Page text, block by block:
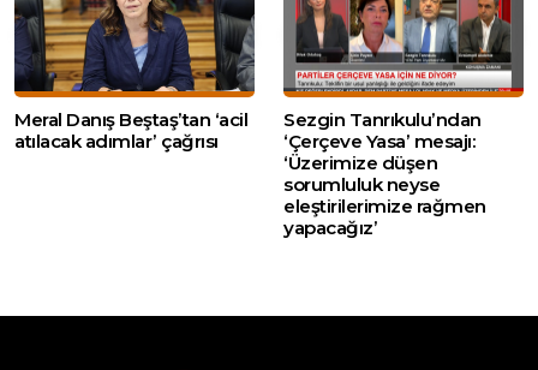
Meral Danış Beştaş’tan ‘acil
atılacak adımlar’ çağrısı
Sezgin Tanrıkulu’ndan
‘Çerçeve Yasa’ mesajı:
‘Üzerimize düşen
sorumluluk neyse
eleştirilerimize rağmen
yapacağız’